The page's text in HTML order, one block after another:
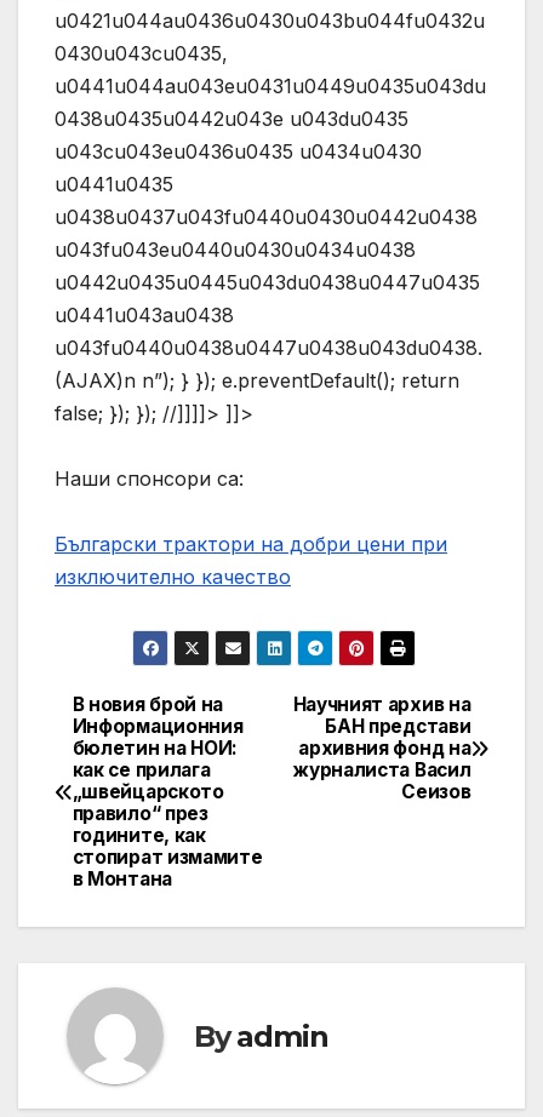
u0421u044au0436u0430u043bu044fu0432u
0430u043cu0435,
u0441u044au043eu0431u0449u0435u043du
0438u0435u0442u043e u043du0435
u043cu043eu0436u0435 u0434u0430
u0441u0435
u0438u0437u043fu0440u0430u0442u0438
u043fu043eu0440u0430u0434u0438
u0442u0435u0445u043du0438u0447u0435
u0441u043au0438
u043fu0440u0438u0447u0438u043du0438.
(AJAX)n n”); } }); e.preventDefault(); return
false; }); }); //]]]]> ]]>
Наши спонсори са:
Български трактори на добри цени при
изключително качество
Post
navigation
Научният архив на
БАН представи
архивния фонд на
журналиста Васил
Сеизов
В новия брой на
Информационния
бюлетин на НОИ:
как се прилага
„швейцарското
правило“ през
годините, как
стопират измамите
в Монтана
Byadmin